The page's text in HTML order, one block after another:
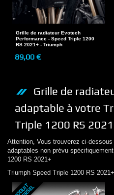
Grille de radiateur Evotech
Performance - Speed Triple 1200
RS 2021+ - Triumph
89,00 €
Grille de
adaptable à votre
Triple 1200 RS
Attention, Vous trouverez ci-
adaptables non prévu
1200 RS 2021+
Triumph Speed Triple 1200 RS 2021+